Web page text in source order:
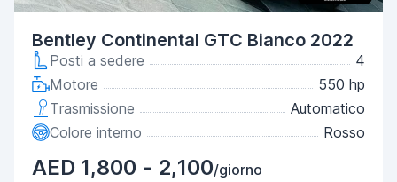
Bentley Continental GTC Bianco 2022
Posti a sedere
4
Motore
550 hp
Trasmissione
Automatico
Colore interno
Rosso
AED 1,800 - 2,100/giorno